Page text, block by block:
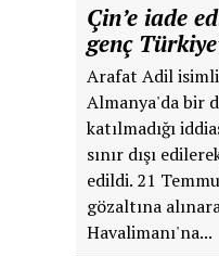
Çin’e iade
genç
Arafat Adil
Almanya'da bir
katılmadığı
sınır dışı
edildi. 21
gözaltına
Havalimanı'na...